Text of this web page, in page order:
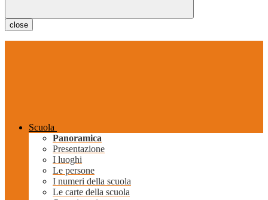
close
Scuola
Panoramica
Presentazione
I luoghi
Le persone
I numeri della scuola
Le carte della scuola